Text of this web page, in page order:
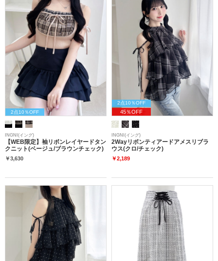
2点10％OFF
INGNI(イング)
【WEB限定】袖リボンレイヤードタン
クニット(ベージュ/ブラウンチェック)
￥3,630
2点10％OFF
45％OFF
INGNI(イング)
2Wayリボンティアードアメスリブラ
ウス(クロ/チェック)
￥2,189